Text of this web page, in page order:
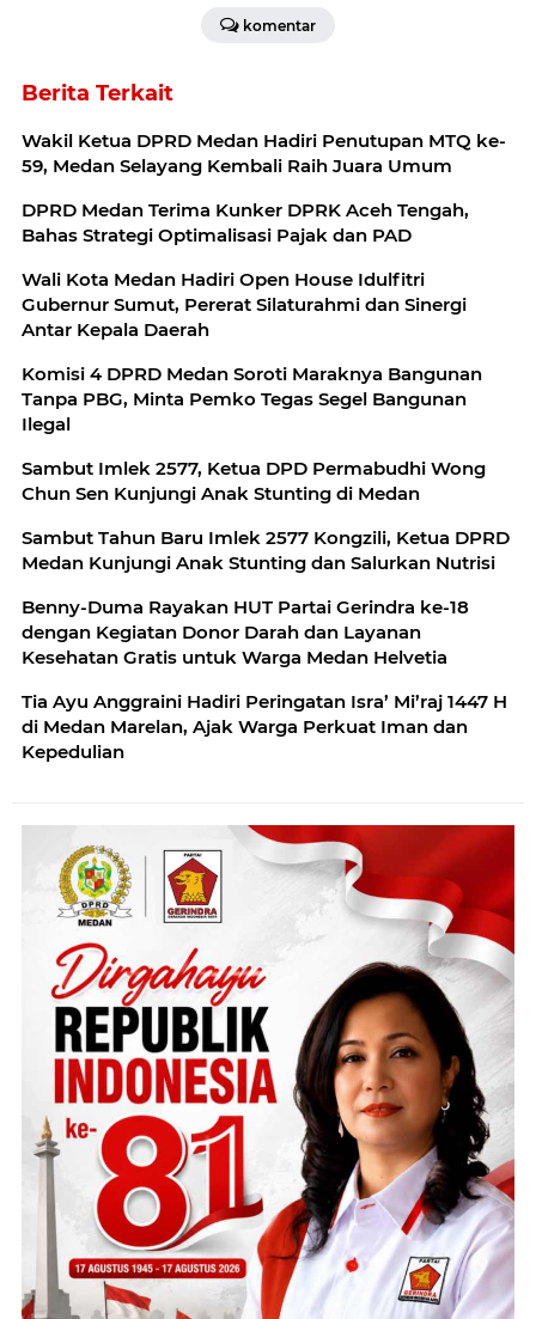
komentar
Berita Terkait
Wakil Ketua DPRD Medan Hadiri Penutupan MTQ ke-
59, Medan Selayang Kembali Raih Juara Umum
DPRD Medan Terima Kunker DPRK Aceh Tengah,
Bahas Strategi Optimalisasi Pajak dan PAD
Wali Kota Medan Hadiri Open House Idulfitri
Gubernur Sumut, Pererat Silaturahmi dan Sinergi
Antar Kepala Daerah
Komisi 4 DPRD Medan Soroti Maraknya Bangunan
Tanpa PBG, Minta Pemko Tegas Segel Bangunan
Ilegal
Sambut Imlek 2577, Ketua DPD Permabudhi Wong
Chun Sen Kunjungi Anak Stunting di Medan
Sambut Tahun Baru Imlek 2577 Kongzili, Ketua DPRD
Medan Kunjungi Anak Stunting dan Salurkan Nutrisi
Benny-Duma Rayakan HUT Partai Gerindra ke-18
dengan Kegiatan Donor Darah dan Layanan
Kesehatan Gratis untuk Warga Medan Helvetia
Tia Ayu Anggraini Hadiri Peringatan Isra’ Mi’raj 1447 H
di Medan Marelan, Ajak Warga Perkuat Iman dan
Kepedulian